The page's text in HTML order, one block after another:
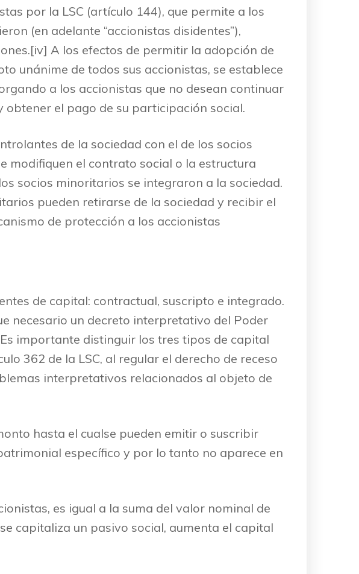
por la LSC (artículo 144), que permite a los
(en adelante “accionistas disidentes”),
A los efectos de permitir la adopción de
unánime de todos sus accionistas, se establece
a los accionistas que no desean continuar
el pago de su participación social.
de la sociedad con el de los socios
modifiquen el contrato social o la estructura
socios minoritarios se integraron a la sociedad.
pueden retirarse de la sociedad y recibir el
de protección a los accionistas
de capital: contractual, suscripto e integrado.
necesario un decreto interpretativo del Poder
importante distinguir los tres tipos de capital
362 de la LSC, al regular el derecho de receso
interpretativos relacionados al objeto de
hasta el cualse pueden emitir o suscribir
específico y por lo tanto no aparece en
es igual a la suma del valor nominal de
capitaliza un pasivo social, aumenta el capital